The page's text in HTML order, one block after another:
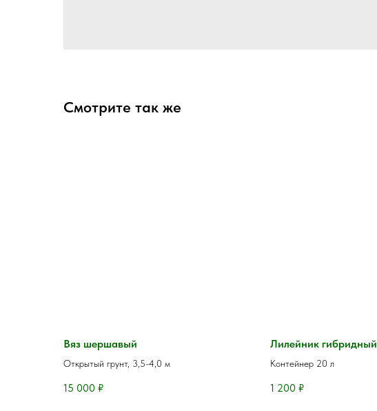
Смотрите так же
Вяз шершавый
Открытый грунт, 3,5-4,0 м
15 000 ₽
Лилейник гибридный
Контейнер 20 л
1 200 ₽